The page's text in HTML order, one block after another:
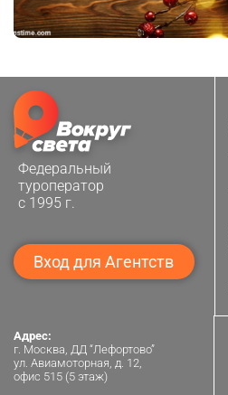
Федеральный
туроператор
с 1995 г.
Вход для Агентств
Адрес:
г. Москва, ДД “Лефортово”
ул. Авиамоторная, д. 12,
офис 515 (5 этаж)